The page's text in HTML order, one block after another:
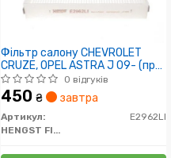
Фільтр салону CHEVROLET
CRUZE, OPEL ASTRA J 09- (пр-
во HENGST)
0 відгуків
450 ₴ завтра
Артикул:
E2962LI
HENGST FILTER